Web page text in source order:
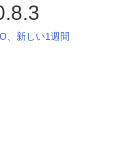
新しい1週間